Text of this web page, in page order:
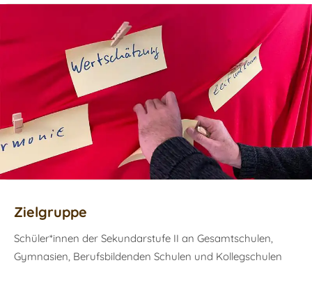
Zielgruppe
Schüler*innen der Sekundarstufe II an Gesamtschulen,
Gymnasien, Berufsbildenden Schulen und Kollegschulen